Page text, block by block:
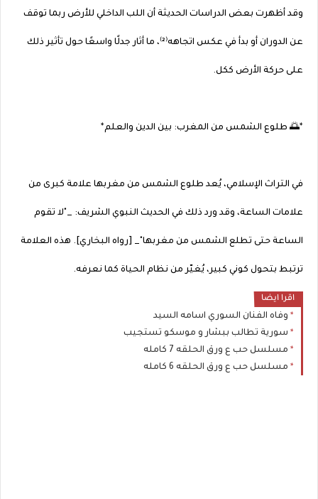
وقد أظهرت بعض الدراسات الحديثة أن اللب الداخلي للأرض ربما توقف
عن الدوران أو بدأ في عكس اتجاهه⁽²⁾، ما أثار جدلًا واسعًا حول تأثير ذلك
على حركة الأرض ككل.
*🌅 طلوع الشمس من المغرب: بين الدين والعلم*
في التراث الإسلامي، يُعد طلوع الشمس من مغربها علامة كبرى من
علامات الساعة، وقد ورد ذلك في الحديث النبوي الشريف: _"لا تقوم
الساعة حتى تطلع الشمس من مغربها"_ [رواه البخاري]. هذه العلامة
ترتبط بتحول كوني كبير، يُغيّر من نظام الحياة كما نعرفه.
اقرا ايضا
وفاه الفنان السوري اسامه السيد
سورية تطالب ببشار و موسكو تستجيب
مسلسل حب ع ورق الحلقه 7 كامله
مسلسل حب ع ورق الحلقه 6 كامله